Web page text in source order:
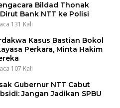
Bildad Thonak
Bank NTT ke Polisi
131 Kali
Kasus Bastian Bokol
Perkara, Minta Hakim
107 Kali
Gubernur NTT Cabut
Jangan Jadikan SPBU